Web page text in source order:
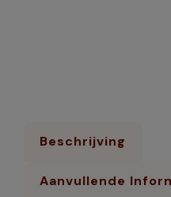
Beschrijving
Aanvullende